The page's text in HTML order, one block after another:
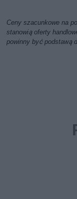
Ceny szacunkowe na
stanowią oferty
powinny być podstawą